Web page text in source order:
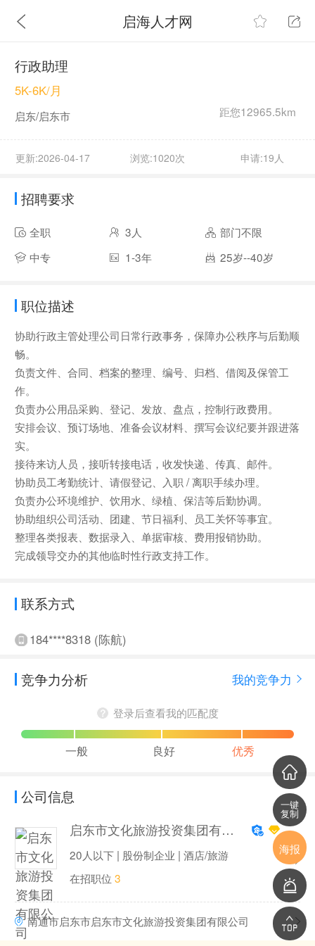
启海人才网
行政助理
距您12965.5km
5K-6K/月
启东/启东市
更新:2026-04-17 浏览:1020次 申请:19人
招聘要求
全职 3人
部门不限
中专
1-3年 25岁--40岁
职位描述
协助行政主管处理公司日常行政事务，保障办公秩序与后勤顺
畅。
负责文件、合同、档案的整理、编号、归档、借阅及保管工
作。
负责办公用品采购、登记、发放、盘点，控制行政费用。
安排会议、预订场地、准备会议材料、撰写会议纪要并跟进落
实。
接待来访人员，接听转接电话，收发快递、传真、邮件。
协助员工考勤统计、请假登记、入职 / 离职手续办理。
负责办公环境维护、饮用水、绿植、保洁等后勤协调。
协助组织公司活动、团建、节日福利、员工关怀等事宜。
整理各类报表、数据录入、单据审核、费用报销协助。
完成领导交办的其他临时性行政支持工作。
联系方式
184****8318 (陈航)
竞争力分析 我的竞争力
登录后查看我的匹配度
一般 良好 优秀
公司信息
启东市文化旅游投资集团有限公司
20人以下 | 股份制企业 | 酒店/旅游
在招职位 3
南通市启东市启东市文化旅游投资集团有限公司
一键
复制
海报